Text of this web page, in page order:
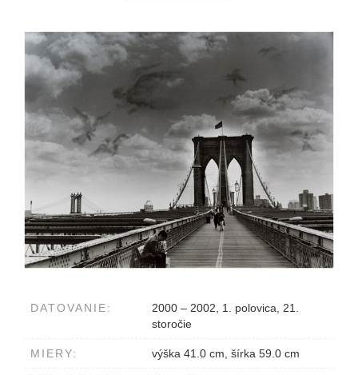
DATOVANIE:
2000 – 2002, 1. polovica, 21.
storočie
MIERY: výška 41.0 cm, šírka 59.0 cm